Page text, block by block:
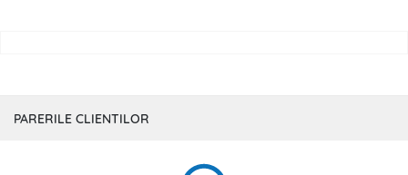
PARERILE CLIENTILOR